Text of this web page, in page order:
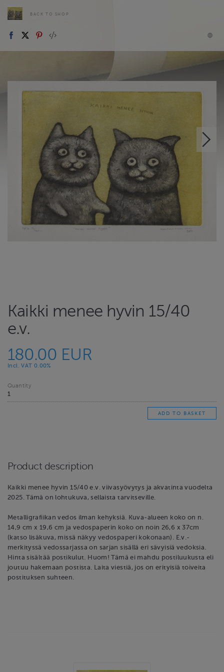
BACK TO SHOP
Kaikki menee hyvin 15/40
e.v.
180.00 EUR
Incl. VAT 0.00%
Quantity
Product description
Kaikki menee hyvin 15/40 e.v. viivasyövytys ja akvatinta vuodelta
2025. Tämä on lohtukuva, sellaista tarvitseville.
Metalligrafiikan vedos ilman kehyksiä. Kuva-alueen koko on n.
14,9 cm x 19,6 cm ja vedospaperin koko on noin 26,6 x 37cm
(katso lisäkuva, missä näkyy vedospaperi kokonaan). E.v.-
merkityssä vedossarjassa on sarjan sisällä eri sävyisiä vedoksia.
Hinta sisältää postikulut. Huom! Tämä ei mahdu postiluukusta eli
joutuu hakemaan postista. Laita viestiä, jos on erityisiä toiveita
postituksen suhteen.